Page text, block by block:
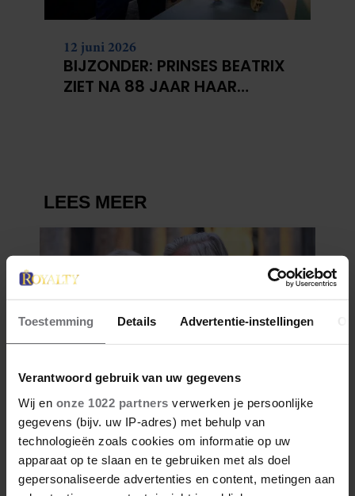
Toestemming Details Advertentie-instellingen
Verantwoord gebruik van uw gegevens
Wij en onze 1022 partners verwerken je persoonlijke
gegevens (bijv. uw IP-adres) met behulp van
technologieën zoals cookies om informatie op uw
apparaat op te slaan en te gebruiken met als doel
gepersonaliseerde advertenties en content, metingen aan
12 juni 2026
BIJZONDER: PRINSES BEATRIX
ZIET NA 88 JAAR HAAR